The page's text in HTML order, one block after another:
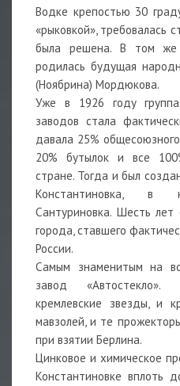
Водке крепостью 30
«рыковкой», требовалась
была решена. В том же
родилась будущая
(Ноябрина) Мордюкова.
Уже в 1926 году группа
заводов стала
давала 25%
20% бутылок и все
стране. Тогда и был
Константиновка, в
Сантуриновка. Шесть лет
города, ставшего
России.
Самым знаменитым на
завод
кремлевские звезды, и
мавзолей, и те
при взятии Берлина.
Цинковое и химическое
Константиновке вплоть